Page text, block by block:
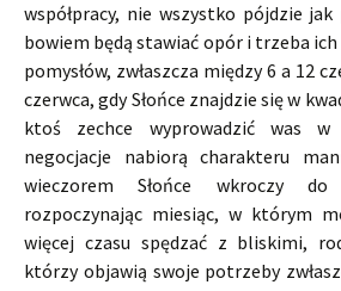
współpracy, nie wszystko pójdzie
bowiem będą stawiać opór i trzeba
pomysłów, zwłaszcza między 6 a 12
czerwca, gdy Słońce znajdzie się w
ktoś zechce wyprowadzić was
negocjacje nabiorą charakteru
wieczorem Słońce wkroczy do
rozpoczynając miesiąc, w którym
więcej czasu spędzać z bliskimi,
którzy objawią swoje potrzeby